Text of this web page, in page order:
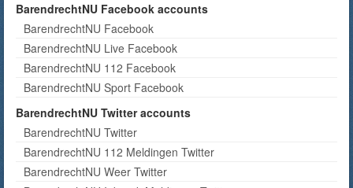
BarendrechtNU Facebook accounts
BarendrechtNU Facebook
BarendrechtNU Live Facebook
BarendrechtNU 112 Facebook
BarendrechtNU Sport Facebook
BarendrechtNU Twitter accounts
BarendrechtNU Twitter
BarendrechtNU 112 Meldingen Twitter
BarendrechtNU Weer Twitter